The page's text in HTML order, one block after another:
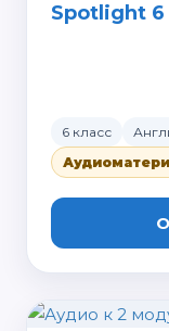
Spotlight 6
6 класс